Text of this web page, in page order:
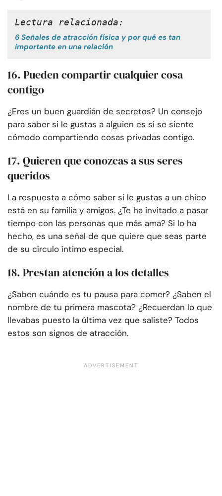
Lectura relacionada:
6 Señales de atracción física y por qué es tan
importante en una relación
16. Pueden compartir cualquier cosa
contigo
¿Eres un buen guardián de secretos? Un consejo
para saber si le gustas a alguien es si se siente
cómodo compartiendo cosas privadas contigo.
17. Quieren que conozcas a sus seres
queridos
La respuesta a cómo saber si le gustas a un chico
está en su familia y amigos. ¿Te ha invitado a pasar
tiempo con las personas que más ama? Si lo ha
hecho, es una señal de que quiere que seas parte
de su círculo íntimo especial.
18. Prestan atención a los detalles
¿Saben cuándo es tu pausa para comer? ¿Saben el
nombre de tu primera mascota? ¿Recuerdan lo que
llevabas puesto la última vez que saliste? Todos
estos son signos de atracción.